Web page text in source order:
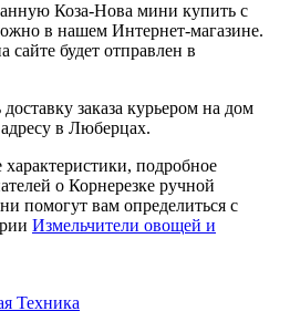
Коза-Нова мини купить с
в нашем Интернет-магазине.
сайте будет отправлен в
заказа курьером на дом
в Люберцах.
подробное
о Корнерезке ручной
помогут вам определиться с
Измельчители овощей и